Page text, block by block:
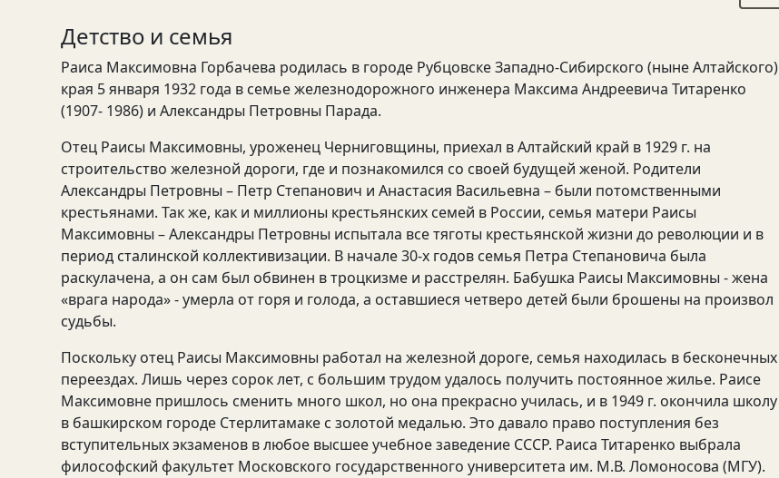
Детство и семья
Раиса Максимовна Горбачева родилась в городе Рубцовске Западно-Сибирского (ныне Алтайского)
края 5 января 1932 года в семье железнодорожного инженера Максима Андреевича Титаренко
(1907- 1986) и Александры Петровны Парада.
Отец Раисы Максимовны, уроженец Черниговщины, приехал в Алтайский край в 1929 г. на
строительство железной дороги, где и познакомился со своей будущей женой. Родители
Александры Петровны – Петр Степанович и Анастасия Васильевна – были потомственными
крестьянами. Так же, как и миллионы крестьянских семей в России, семья матери Раисы
Максимовны – Александры Петровны испытала все тяготы крестьянской жизни до революции и в
период сталинской коллективизации. В начале 30-х годов семья Петра Степановича была
раскулачена, а он сам был обвинен в троцкизме и расстрелян. Бабушка Раисы Максимовны - жена
«врага народа» - умерла от горя и голода, а оставшиеся четверо детей были брошены на произвол
судьбы.
Поскольку отец Раисы Максимовны работал на железной дороге, семья находилась в бесконечных
переездах. Лишь через сорок лет, с большим трудом удалось получить постоянное жилье. Раисе
Максимовне пришлось сменить много школ, но она прекрасно училась, и в 1949 г. окончила школу
в башкирском городе Стерлитамаке с золотой медалью. Это давало право поступления без
вступительных экзаменов в любое высшее учебное заведение СССР. Раиса Титаренко выбрала
философский факультет Московского государственного университета им. М.В. Ломоносова (МГУ).